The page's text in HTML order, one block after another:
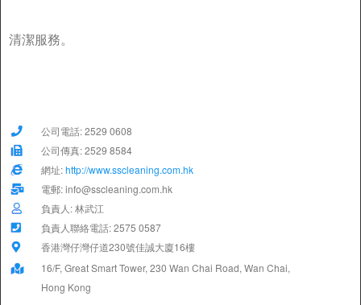
清潔服務。
公司電話: 2529 0608
公司傳真: 2529 8584
網址:http://www.sscleaning.com.hk
電郵: info@sscleaning.com.hk
負責人: 林武江
負責人聯絡電話: 2575 0587
香港灣仔灣仔道230號佳誠大廈16樓
16/F, Great Smart Tower, 230 Wan Chai Road, Wan Chai,
Hong Kong